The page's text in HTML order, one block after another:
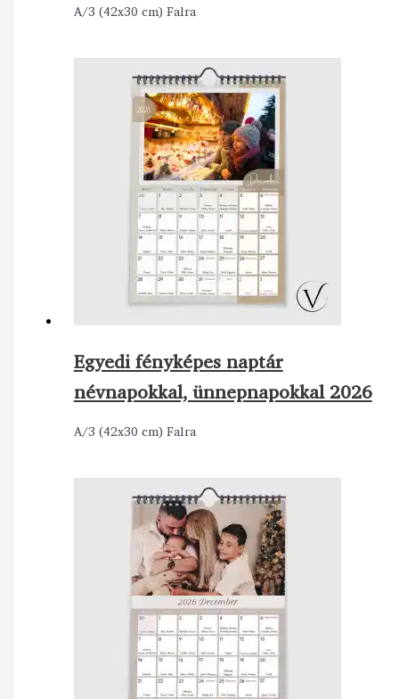
A/3 (42x30 cm) Falra
Egyedi fényképes naptár
névnapokkal, ünnepnapokkal 2026
A/3 (42x30 cm) Falra